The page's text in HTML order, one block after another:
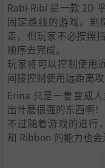
Rabi-Ribi 是一款 2D
固定路线的游戏。剧
走，但玩家不必按照
顺序去完成。
玩家将可以控制使用
间接控制使用远距离
Erina 只是一隻变成
出什麽很强的东西啊！
不过随着游戏的进行
和 Ribbon 的能力也会
以学习新的攻击和能